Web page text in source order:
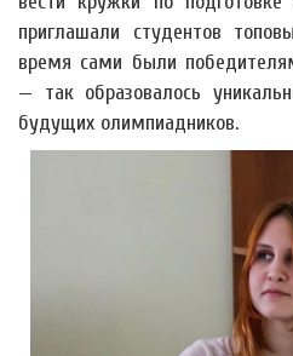
приглашали студентов
время сами были
— так образовалось
будущих олимпиадников.